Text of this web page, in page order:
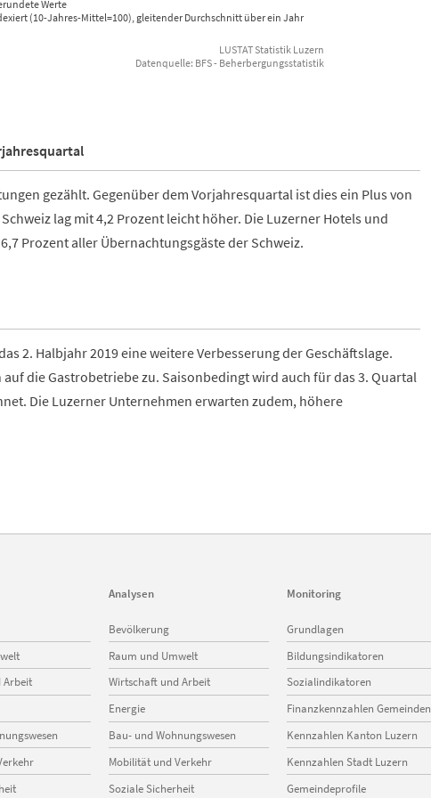
+/-2.5 %, gerundete Werte
(10-Jahres-Mittel=100), gleitender Durchschnitt über ein Jahr
LUSTAT Statistik Luzern
Datenquelle: BFS - Beherbergungsstatistik
gezählt. Gegenüber dem Vorjahresquartal ist dies ein Plus von
lag mit 4,2 Prozent leicht höher. Die Luzerner Hotels und
Prozent aller Übernachtungsgäste der Schweiz.
2. Halbjahr 2019 eine weitere Verbesserung der Geschäftslage.
die Gastrobetriebe zu. Saisonbedingt wird auch für das 3. Quartal
Die Luzerner Unternehmen erwarten zudem, höhere
Arbeit
Analysen
Navigation
überspringen
Bevölkerung
Raum und Umwelt
Wirtschaft und Arbeit
Energie
Bau- und Wohnungswesen
Mobilität und Verkehr
Soziale Sicherheit
Monitoring
Navigation
überspringen
Grundlagen
Bildungsindikatoren
Sozialindikatoren
Finanzkennzahlen Gemeinden
Kennzahlen Kanton Luzern
Kennzahlen Stadt Luzern
Gemeindeprofile